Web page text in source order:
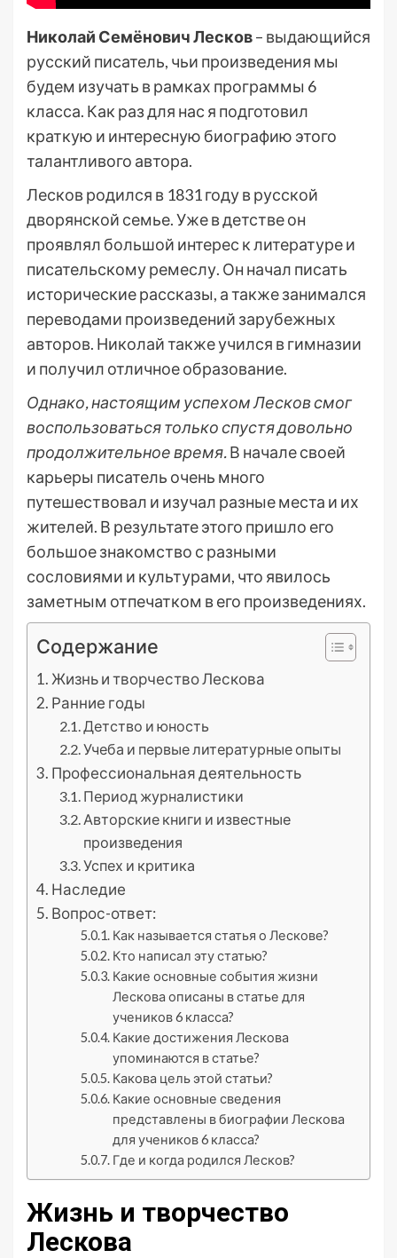
Николай Семёнович Лесков– выдающийся
русский писатель, чьи произведения мы
будем изучать в рамках программы 6
класса. Как раз для нас я подготовил
краткую и интересную биографию этого
талантливого автора.
Лесков родился в 1831 году в русской
дворянской семье. Уже в детстве он
проявлял большой интерес к литературе и
писательскому ремеслу. Он начал писать
исторические рассказы, а также занимался
переводами произведений зарубежных
авторов. Николай также учился в гимназии
и получил отличное образование.
Однако, настоящим успехом Лесков смог
воспользоваться только спустя довольно
продолжительное время.В начале своей
карьеры писатель очень много
путешествовал и изучал разные места и их
жителей. В результате этого пришло его
большое знакомство с разными
сословиями и культурами, что явилось
заметным отпечатком в его произведениях.
Содержание
Жизнь и творчество Лескова
Ранние годы
Детство и юность
Учеба и первые литературные опыты
Профессиональная деятельность
Период журналистики
Авторские книги и известные
произведения
Успех и критика
Наследие
Вопрос-ответ:
Как называется статья о Лескове?
Кто написал эту статью?
Какие основные события жизни
Лескова описаны в статье для
учеников 6 класса?
Какие достижения Лескова
упоминаются в статье?
Какова цель этой статьи?
Какие основные сведения
представлены в биографии Лескова
для учеников 6 класса?
Где и когда родился Лесков?
Жизнь и творчество
Лескова